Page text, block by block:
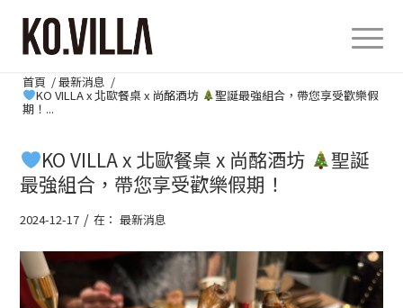
首頁 /最新消息 /
KO VILLA x 北歐餐桌 x 尚酩酒坊 聖誕最強組合，帶您享受歡樂假
期！...
KO VILLA x 北歐餐桌 x 尚酩酒坊
聖誕
最強組合，帶您享受歡樂假期！
2024-12-17 / 在：最新消息